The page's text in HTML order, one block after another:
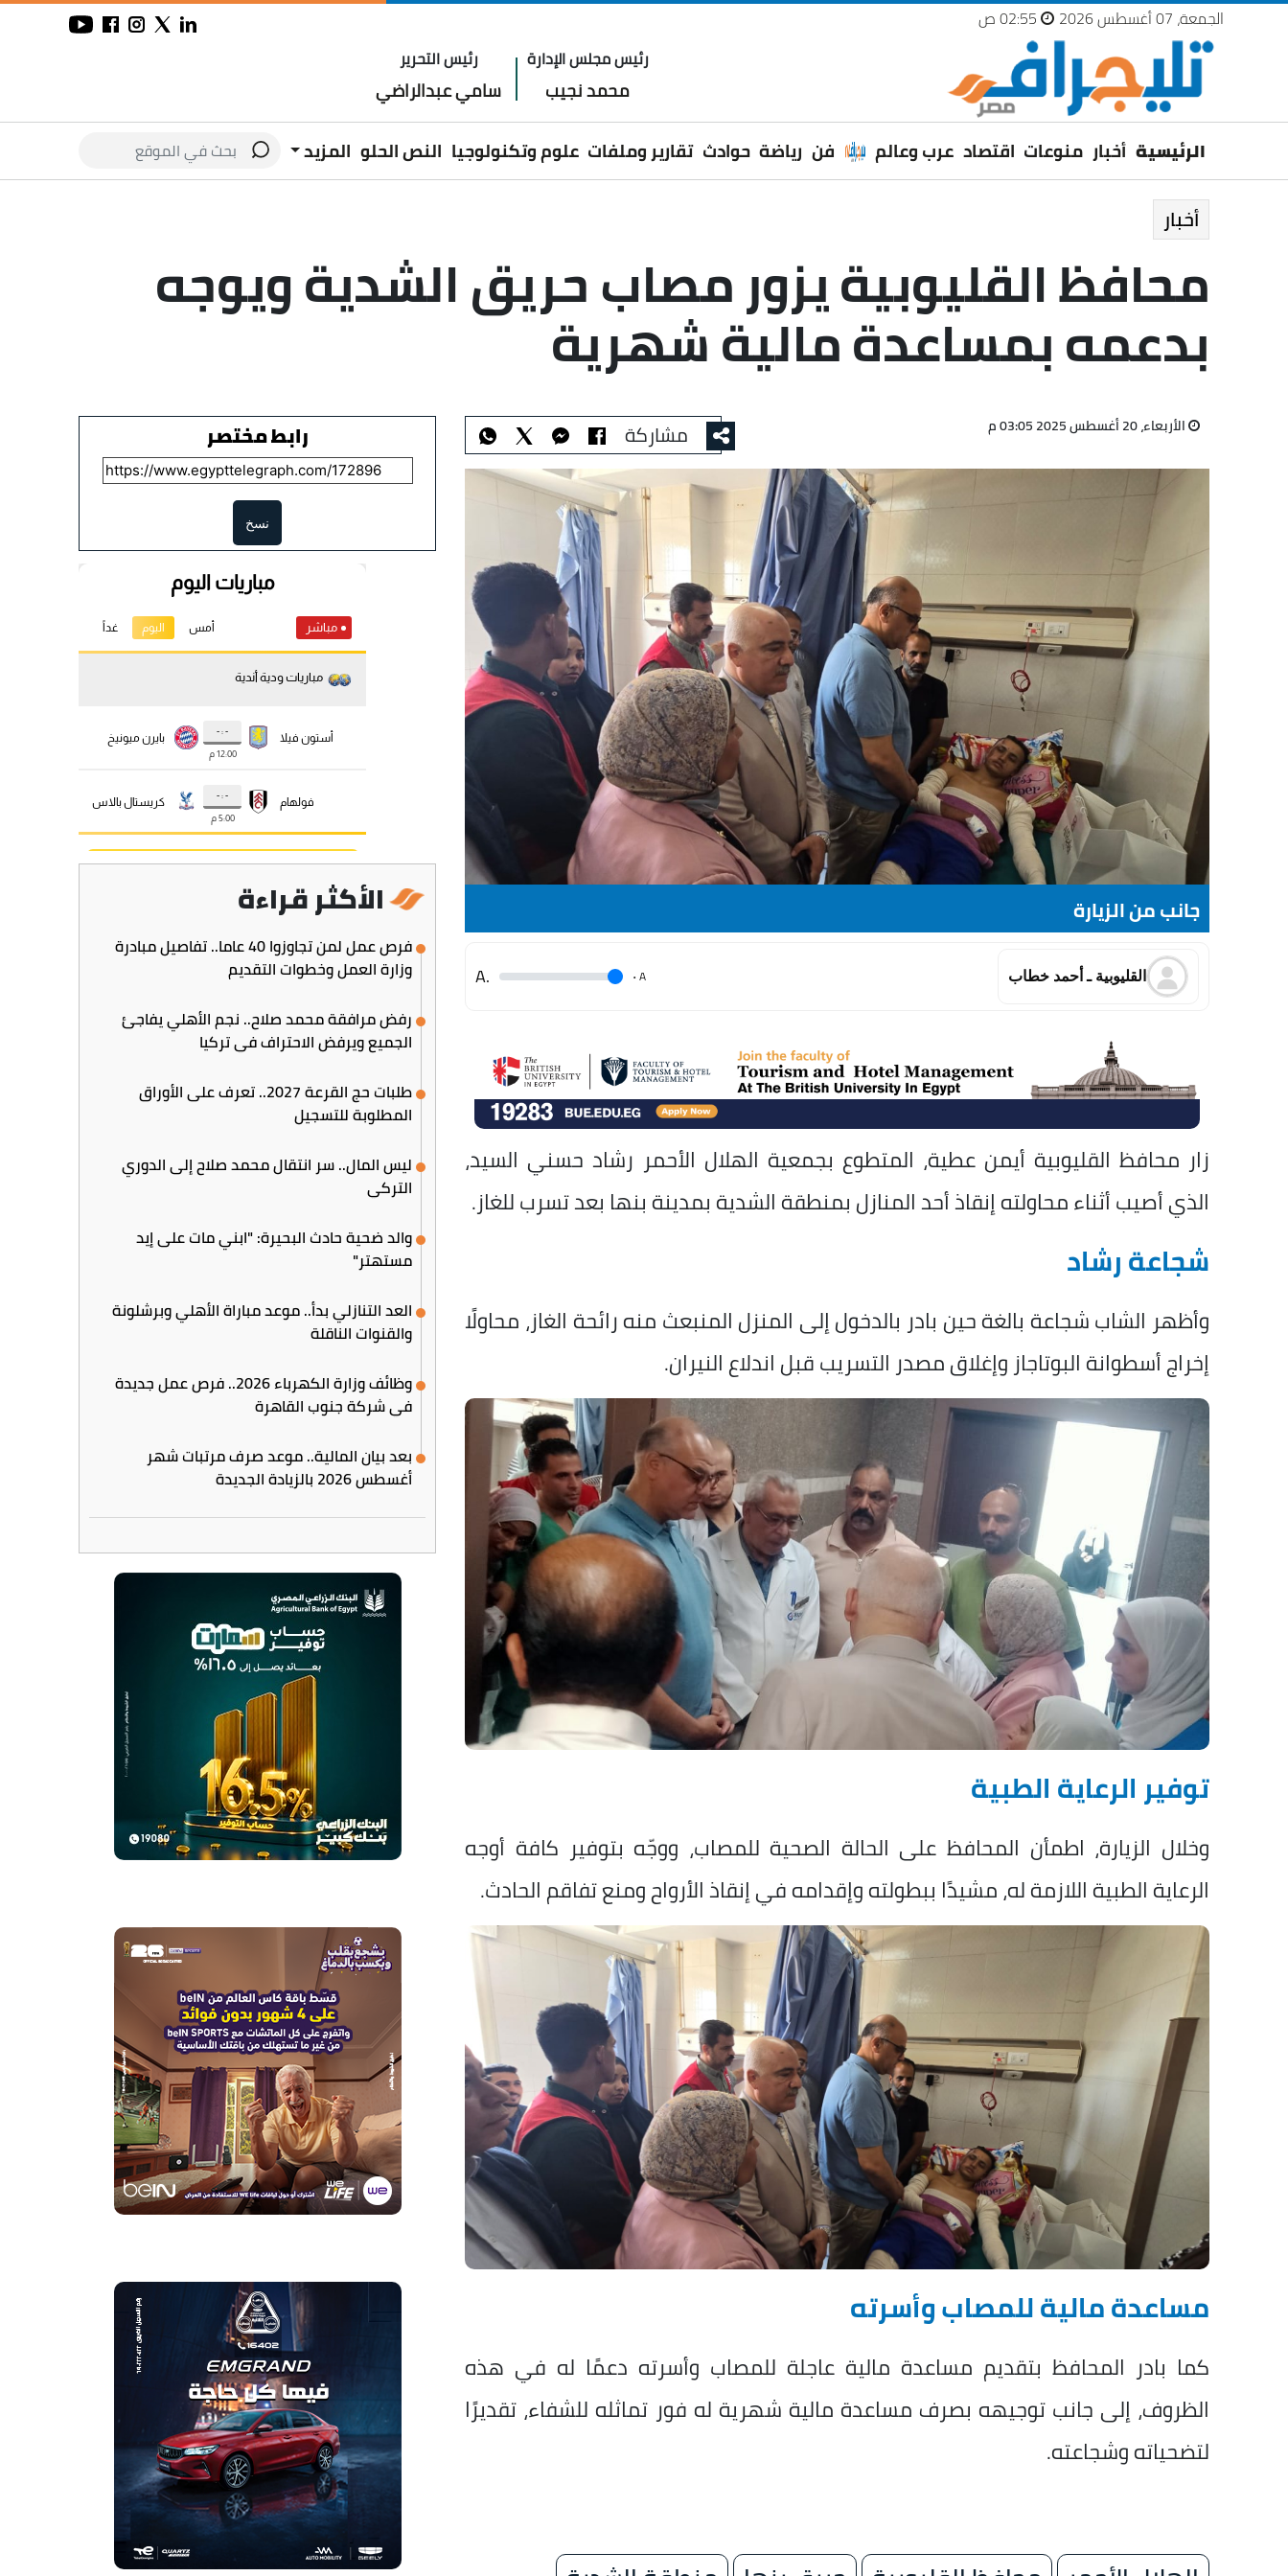
الجمعة، 07 أغسطس 2026
رئيس مجلس الإدارة
محمد نجيب
رئيس التحرير
سامي عبدالراضي
الرئيسية أخبار منوعات اقتصاد عرب وعالم فن رياضة حوادث تقارير وملفات علوم وتكنولوجيا النص الحلو المزيد
أخبار
محافظ القليوبية يزور مصاب حريق الشدية ويوجه
بدعمه بمساعدة مالية شهرية
الأربعاء، 20 أغسطس 2025 03:05 م مشاركة
جانب من الزيارة
القليوبية ـ أحمد خطاب A
.
.A
زار محافظ القليوبية أيمن عطية، المتطوع بجمعية الهلال الأحمر رشاد حسني السيد،
الذي أصيب أثناء محاولته إنقاذ أحد المنازل بمنطقة الشدية بمدينة بنها بعد تسرب للغاز.
شجاعة رشاد
وأظهر الشاب شجاعة بالغة حين بادر بالدخول إلى المنزل المنبعث منه رائحة الغاز، محاولًا
إخراج أسطوانة البوتاجاز وإغلاق مصدر التسريب قبل اندلاع النيران.
توفير الرعاية الطبية
وخلال الزيارة، اطمأن المحافظ على الحالة الصحية للمصاب، ووجّه بتوفير كافة أوجه
الرعاية الطبية اللازمة له، مشيدًا ببطولته وإقدامه في إنقاذ الأرواح ومنع تفاقم الحادث.
مساعدة مالية للمصاب وأسرته
كما بادر المحافظ بتقديم مساعدة مالية عاجلة للمصاب وأسرته دعمًا له في هذه
الظروف، إلى جانب توجيهه بصرف مساعدة مالية شهرية له فور تماثله للشفاء، تقديرًا
لتضحياته وشجاعته.
رابط مختصر
نسخ
الأكثر قراءة
فرص عمل لمن تجاوزوا 40 عاما.. تفاصيل مبادرة
وزارة العمل وخطوات التقديم
رفض مرافقة محمد صلاح.. نجم الأهلي يفاجئ
الجميع ويرفض الاحتراف في تركيا
طلبات حج القرعة 2027.. تعرف على الأوراق
المطلوبة للتسجيل
ليس المال.. سر انتقال محمد صلاح إلى الدوري
التركي
والد ضحية حادث البحيرة: "ابني مات على إيد
مستهتر"
العد التنازلي بدأ.. موعد مباراة الأهلي وبرشلونة
والقنوات الناقلة
وظائف وزارة الكهرباء 2026.. فرص عمل جديدة
في شركة جنوب القاهرة
بعد بيان المالية.. موعد صرف مرتبات شهر
أغسطس 2026 بالزيادة الجديدة